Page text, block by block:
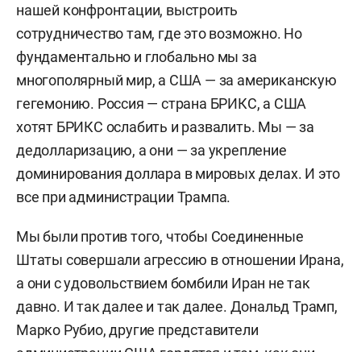
нашей конфронтации, выстроить
сотрудничество там, где это возможно. Но
фундаментально и глобально мы за
многополярный мир, а США — за американскую
гегемонию. Россия — страна БРИКС, а США
хотят БРИКС ослабить и развалить. Мы — за
дедолларизацию, а они — за укрепление
доминирования доллара в мировых делах. И это
все при администрации Трампа.
Мы были против того, чтобы Соединенные
Штаты совершали агрессию в отношении Ирана,
а они с удовольствием бомбили Иран не так
давно. И так далее и так далее. Дональд Трамп,
Марко Рубио, другие представители